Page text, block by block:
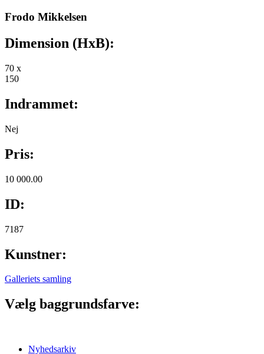
Frodo Mikkelsen
Dimension (HxB):
70 x
150
Indrammet:
Nej
Pris:
10 000.00
ID:
7187
Kunstner:
Galleriets samling
Vælg baggrundsfarve:
Nyhedsarkiv